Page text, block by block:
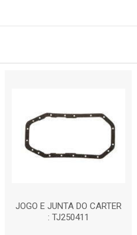
JOGO E JUNTA DO CARTER
: TJ250411